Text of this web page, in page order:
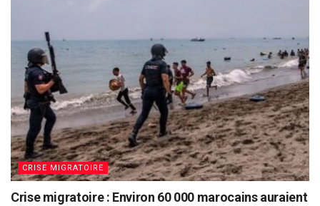
CRISE MIGRATOIRE
Crise migratoire : Environ 60 000 marocains auraient